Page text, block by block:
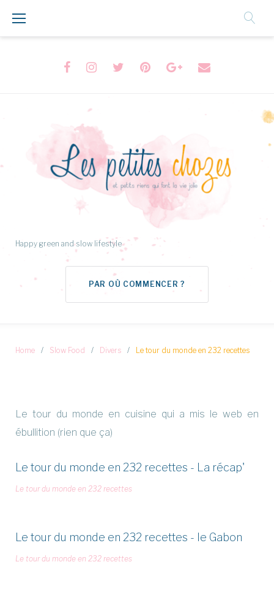
Happy green and slow lifestyle
PAR OÙ COMMENCER ?
Home / Slow Food / Divers / Le tour du monde en 232 recettes
Catégorie :
tour
en
232
Le tour du monde en cuisine qui a mis le web en
ébullition (rien que ça)
Le tour du monde en 232 recettes - La récap'
Le tour du monde en 232 recettes
Le tour du monde en 232 recettes - le Gabon
Le tour du monde en 232 recettes